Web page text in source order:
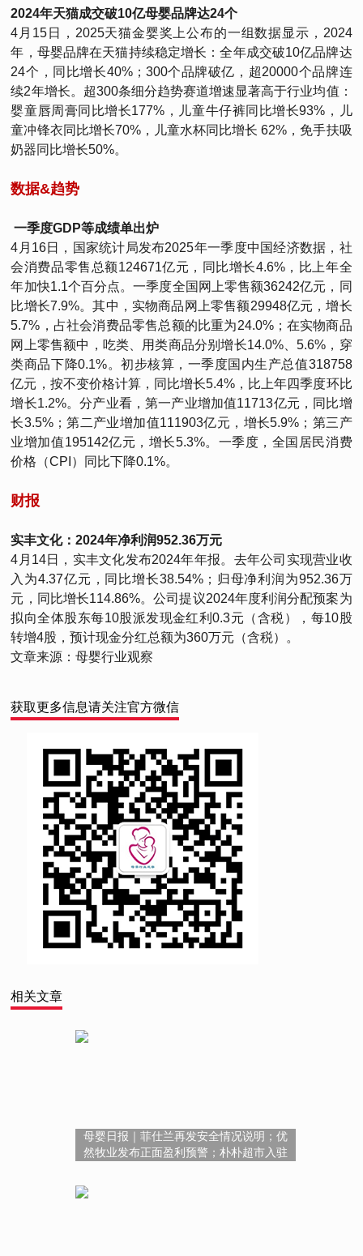
2024年天猫成交破10亿母婴品牌达24个
4月15日，2025天猫金婴奖上公布的一组数据显示，2024
年，母婴品牌在天猫持续稳定增长：全年成交破10亿品牌达
24个，同比增长40%；300个品牌破亿，超20000个品牌连
续2年增长。超300条细分趋势赛道增速显著高于行业均值：
婴童唇周膏同比增长177%，儿童牛仔裤同比增长93%，儿
童冲锋衣同比增长70%，儿童水杯同比增长 62%，免手扶吸
奶器同比增长50%。
数据&趋势
一季度GDP等成绩单出炉
4月16日，国家统计局发布2025年一季度中国经济数据，社
会消费品零售总额124671亿元，同比增长4.6%，比上年全
年加快1.1个百分点。一季度全国网上零售额36242亿元，同
比增长7.9%。其中，实物商品网上零售额29948亿元，增长
5.7%，占社会消费品零售总额的比重为24.0%；在实物商品
网上零售额中，吃类、用类商品分别增长14.0%、5.6%，穿
类商品下降0.1%。初步核算，一季度国内生产总值318758
亿元，按不变价格计算，同比增长5.4%，比上年四季度环比
增长1.2%。分产业看，第一产业增加值11713亿元，同比增
长3.5%；第二产业增加值111903亿元，增长5.9%；第三产
业增加值195142亿元，增长5.3%。一季度，全国居民消费
价格（CPI）同比下降0.1%。
财报
实丰文化：2024年净利润952.36万元
4月14日，实丰文化发布2024年年报。去年公司实现营业收
入为4.37亿元，同比增长38.54%；归母净利润为952.36万
元，同比增长114.86%。公司提议2024年度利润分配预案为
拟向全体股东每10股派发现金红利0.3元（含税），每10股
转增4股，预计现金分红总额为360万元（含税）。
文章来源：母婴行业观察
获取更多信息请关注官方微信
相关文章
母婴日报｜菲仕兰再发安全情况说明；优
然牧业发布正面盈利预警；朴朴超市入驻